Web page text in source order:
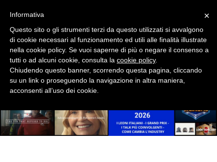
EVENTI
MOBILE
PROMOZIONI
PRODOTTI
×
Informativa
Questo sito o gli strumenti terzi da questo utilizzati si avvalgono
di cookie necessari al funzionamento ed utili alle finalità illustrate
nella cookie policy. Se vuoi saperne di più o negare il consenso a
tutti o ad alcuni cookie, consulta la cookie policy.
Chiudendo questo banner, scorrendo questa pagina, cliccando
su un link o proseguendo la navigazione in altra maniera,
acconsenti all’uso dei cookie.